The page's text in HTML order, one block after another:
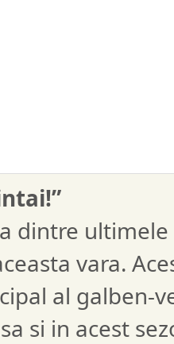
dintre
vara.
al galben-
si in acest